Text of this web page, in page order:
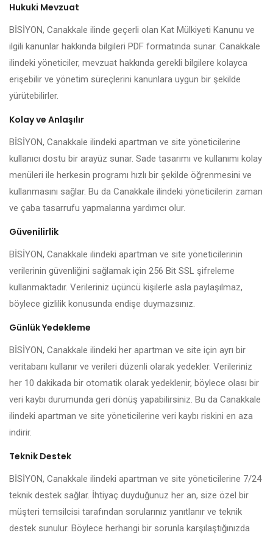
Hukuki Mevzuat
BİSİYON, Canakkale ilinde geçerli olan Kat Mülkiyeti Kanunu ve
ilgili kanunlar hakkında bilgileri PDF formatında sunar. Canakkale
ilindeki yöneticiler, mevzuat hakkında gerekli bilgilere kolayca
erişebilir ve yönetim süreçlerini kanunlara uygun bir şekilde
yürütebilirler.
Kolay ve Anlaşılır
BİSİYON, Canakkale ilindeki apartman ve site yöneticilerine
kullanıcı dostu bir arayüz sunar. Sade tasarımı ve kullanımı kolay
menüleri ile herkesin programı hızlı bir şekilde öğrenmesini ve
kullanmasını sağlar. Bu da Canakkale ilindeki yöneticilerin zaman
ve çaba tasarrufu yapmalarına yardımcı olur.
Güvenilirlik
BİSİYON, Canakkale ilindeki apartman ve site yöneticilerinin
verilerinin güvenliğini sağlamak için 256 Bit SSL şifreleme
kullanmaktadır. Verileriniz üçüncü kişilerle asla paylaşılmaz,
böylece gizlilik konusunda endişe duymazsınız.
Günlük Yedekleme
BİSİYON, Canakkale ilindeki her apartman ve site için ayrı bir
veritabanı kullanır ve verileri düzenli olarak yedekler. Verileriniz
her 10 dakikada bir otomatik olarak yedeklenir, böylece olası bir
veri kaybı durumunda geri dönüş yapabilirsiniz. Bu da Canakkale
ilindeki apartman ve site yöneticilerine veri kaybı riskini en aza
indirir.
Teknik Destek
BİSİYON, Canakkale ilindeki apartman ve site yöneticilerine 7/24
teknik destek sağlar. İhtiyaç duyduğunuz her an, size özel bir
müşteri temsilcisi tarafından sorularınız yanıtlanır ve teknik
destek sunulur. Böylece herhangi bir sorunla karşılaştığınızda